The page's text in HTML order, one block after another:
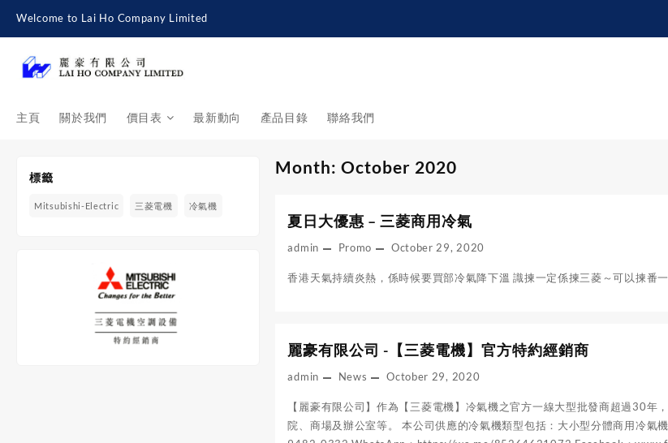
content
Welcome to Lai Ho Company Limited
主頁 關於我們 價目表 最新動向 產品目錄 聯絡我們
標籤
Mitsubishi-Electric 三菱電機 冷氣機
Month:October 2020
夏日大優惠 – 三菱商用冷氣
admin Promo October 29, 2020
香港天氣持續炎熱，係時候要買部冷氣降下溫 識揀一定係揀三菱～可以揀番
麗豪有限公司 -【三菱電機】官方特約經銷商
admin News October 29, 2020
【麗豪有限公司】作為【三菱電機】冷氣機之官方一線大型批發商超過30
院、商場及辦公室等。 本公司供應的冷氣機類型包括：大小型分體商用冷